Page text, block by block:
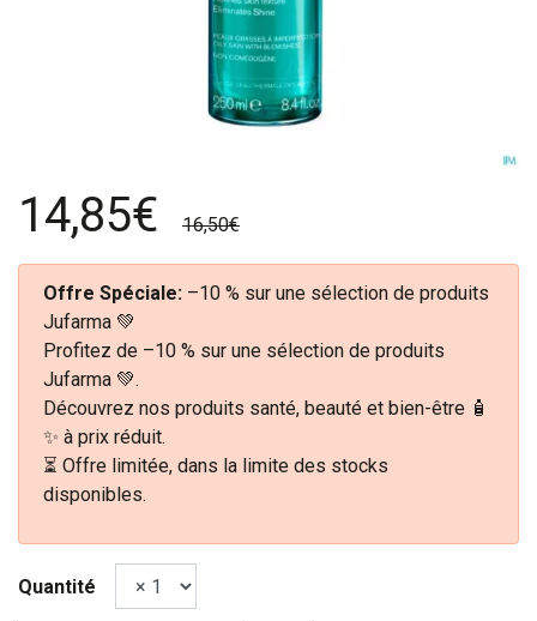
14,85€ 16,50€
Offre Spéciale: –10 % sur une sélection de produits
Jufarma 💚
Profitez de –10 % sur une sélection de produits
Jufarma 💚.
Découvrez nos produits santé, beauté et bien-être 🧴
✨ à prix réduit.
⏳ Offre limitée, dans la limite des stocks
disponibles.
Quantité